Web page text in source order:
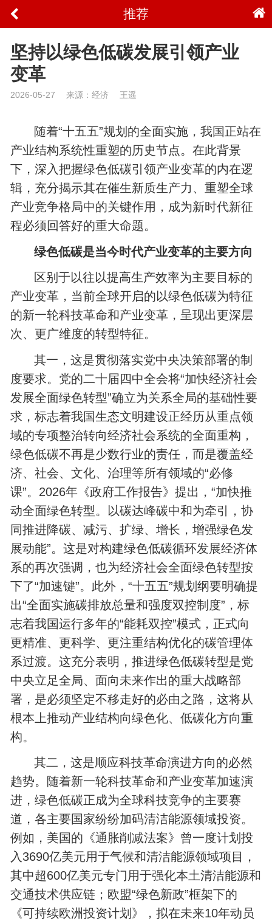
推荐
坚持以绿色低碳发展引领产业
变革
2026-05-27 来源：经济 王遥
随着“十五五”规划的全面实施，我国正站在
产业结构系统性重塑的历史节点。在此背景
下，深入把握绿色低碳引领产业变革的内在逻
辑，充分揭示其在催生新质生产力、重塑全球
产业竞争格局中的关键作用，成为新时代新征
程必须回答好的重大命题。
绿色低碳是当今时代产业变革的主要方向
区别于以往以提高生产效率为主要目标的
产业变革，当前全球开启的以绿色低碳为特征
的新一轮科技革命和产业变革，呈现出更深层
次、更广维度的转型特征。
其一，这是贯彻落实党中央决策部署的制
度要求。党的二十届四中全会将“加快经济社会
发展全面绿色转型”确立为关系全局的基础性要
求，标志着我国生态文明建设正经历从重点领
域的专项整治转向经济社会系统的全面重构，
绿色低碳不再是少数行业的责任，而是覆盖经
济、社会、文化、治理等所有领域的“必修
课”。2026年《政府工作报告》提出，“加快推
动全面绿色转型。以碳达峰碳中和为牵引，协
同推进降碳、减污、扩绿、增长，增强绿色发
展动能”。这是对构建绿色低碳循环发展经济体
系的再次强调，也为经济社会全面绿色转型按
下了“加速键”。此外，“十五五”规划纲要明确提
出“全面实施碳排放总量和强度双控制度”，标
志着我国运行多年的“能耗双控”模式，正式向
更精准、更科学、更注重结构优化的碳管理体
系过渡。这充分表明，推进绿色低碳转型是党
中央立足全局、面向未来作出的重大战略部
署，是必须坚定不移走好的必由之路，这将从
根本上推动产业结构向绿色化、低碳化方向重
构。
其二，这是顺应科技革命演进方向的必然
趋势。随着新一轮科技革命和产业变革加速演
进，绿色低碳正成为全球科技竞争的主要赛
道，各主要国家纷纷加码清洁能源领域投资。
例如，美国的《通胀削减法案》曾一度计划投
入3690亿美元用于气候和清洁能源领域项目，
其中超600亿美元专门用于强化本土清洁能源和
交通技术供应链；欧盟“绿色新政”框架下的
《可持续欧洲投资计划》，拟在未来10年动员